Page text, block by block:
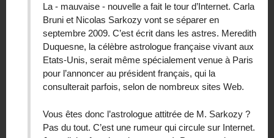
La - mauvaise - nouvelle a fait le tour d’Internet. Carla
Bruni et Nicolas Sarkozy vont se séparer en
septembre 2009. C’est écrit dans les astres. Meredith
Duquesne, la célèbre astrologue française vivant aux
Etats-Unis, serait même spécialement venue à Paris
pour l’annoncer au président français, qui la
consulterait parfois, selon de nombreux sites Web.
Vous êtes donc l’astrologue attitrée de M. Sarkozy ?
Pas du tout. C’est une rumeur qui circule sur Internet.